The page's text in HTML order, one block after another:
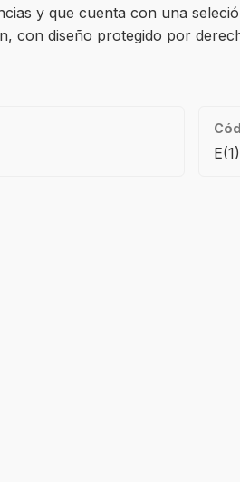
y que cuenta con una
con diseño protegido por